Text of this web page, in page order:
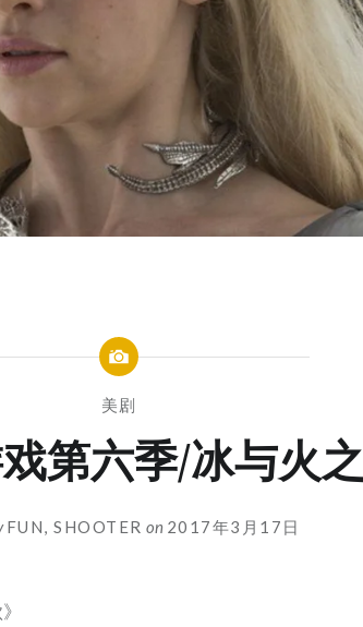
美剧
戏第六季/冰与火
FUN, SHOOTER on 2017年3月17日